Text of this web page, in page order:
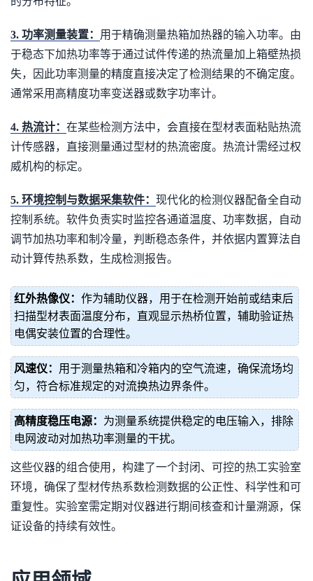
3. 功率测量装置： 用于精确测量热箱加热器的输入功率。由
于稳态下加热功率等于通过试件传递的热流量加上箱壁热损
失，因此功率测量的精度直接决定了检测结果的不确定度。
通常采用高精度功率变送器或数字功率计。
4. 热流计： 在某些检测方法中，会直接在型材表面粘贴热流
计传感器，直接测量通过型材的热流密度。热流计需经过权
威机构的标定。
5. 环境控制与数据采集软件： 现代化的检测仪器配备全自动
控制系统。软件负责实时监控各通道温度、功率数据，自动
调节加热功率和制冷量，判断稳态条件，并依据内置算法自
动计算传热系数，生成检测报告。
红外热像仪： 作为辅助仪器，用于在检测开始前或结束后
扫描型材表面温度分布，直观显示热桥位置，辅助验证热
电偶安装位置的合理性。
风速仪： 用于测量热箱和冷箱内的空气流速，确保流场均
匀，符合标准规定的对流换热边界条件。
高精度稳压电源： 为测量系统提供稳定的电压输入，排除
电网波动对加热功率测量的干扰。
这些仪器的组合使用，构建了一个封闭、可控的热工实验室
环境，确保了型材传热系数检测数据的公正性、科学性和可
重复性。实验室需定期对仪器进行期间核查和计量溯源，保
证设备的持续有效性。